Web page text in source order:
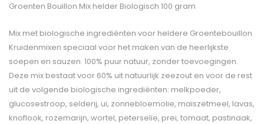
Groenten Bouillon Mix helder Biologisch 100 gram
Mix met biologische ingrediënten voor heldere Groentebouillon
Kruidenmixen speciaal voor het maken van de heerlijkste
soepen en sauzen. 100% puur natuur, zonder toevoegingen.
Deze mix bestaat voor 60% uit natuurlijk zeezout en voor de rest
uit de volgende biologische ingrediënten: melkpoeder,
glucosestroop, selderij, ui, zonnebloemolie, maïszetmeel, lavas,
knoflook, rozemarijn, wortel, peterselie, prei, tomaat, pastinaak,